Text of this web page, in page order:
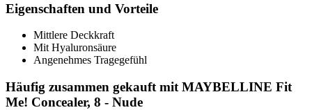
Eigenschaften und Vorteile
Mittlere Deckkraft
Mit Hyaluronsäure
Angenehmes Tragegefühl
Häufig zusammen gekauft mit MAYBELLINE Fit
Me! Concealer, 8 - Nude